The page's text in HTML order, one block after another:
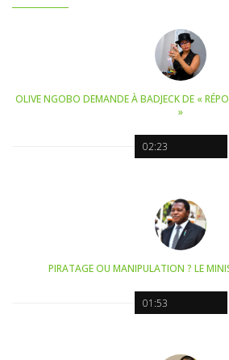
02:23
OLIVE NGOBO DEMANDE À BADJECK DE «
»
01:53
PIRATAGE OU MANIPULATION ? LE